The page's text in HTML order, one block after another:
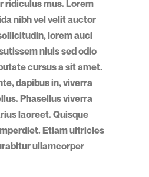
ridiculus mus. Lorem
nibh vel velit auctor
lorem auci
niuis sed odio
cursus a sit amet.
dapibus in, viverra
Phasellus viverra
laoreet. Quisque
Etiam ultricies
ullamcorper